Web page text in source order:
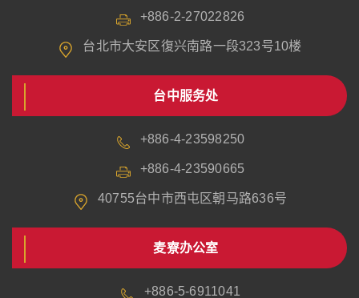
+886-2-27022826
台北市大安区復兴南路一段323号10楼
台中服务处
+886-4-23598250
+886-4-23590665
40755台中市西屯区朝马路636号
麦寮办公室
+886-5-6911041